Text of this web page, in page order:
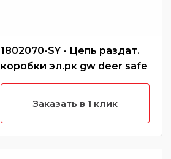
1802070-SY - Цепь раздат.
коробки эл.рк gw deer safe
Заказать в 1 клик